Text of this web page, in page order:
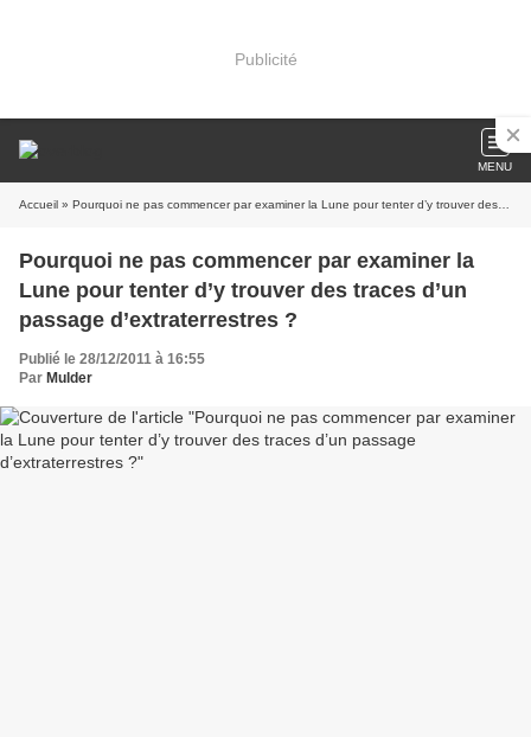
Publicité
MENU
Accueil » Pourquoi ne pas commencer par examiner la Lune pour tenter d’y trouver des traces d’un passage d’extraterrestres ?
Pourquoi ne pas commencer par examiner la
Lune pour tenter d’y trouver des traces d’un
passage d’extraterrestres ?
Publié le 28/12/2011 à 16:55
Par Mulder